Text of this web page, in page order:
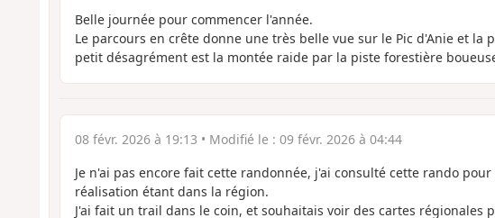
Belle journée pour commencer l'année.
Le parcours en crête donne une très belle vue sur le Pic d'Anie et la
petit désagrément est la montée raide par la piste forestière
08 févr. 2026 à 19:13 • Modifié le : 09 févr. 2026 à 04:44
Je n'ai pas encore fait cette randonnée, j'ai consulté cette rando
réalisation étant dans la région.
J'ai fait un trail dans le coin, et souhaitais voir des cartes régionales